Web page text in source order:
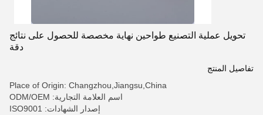
تحويل عملية التصنيع طواحين نهاية مخصصة للحصول على نتائج
دقة
تفاصيل المنتج
Place of Origin: Changzhou,Jiangsu,China
اسم العلامة التجارية: ODM/OEM
إصدار الشهادات: ISO9001